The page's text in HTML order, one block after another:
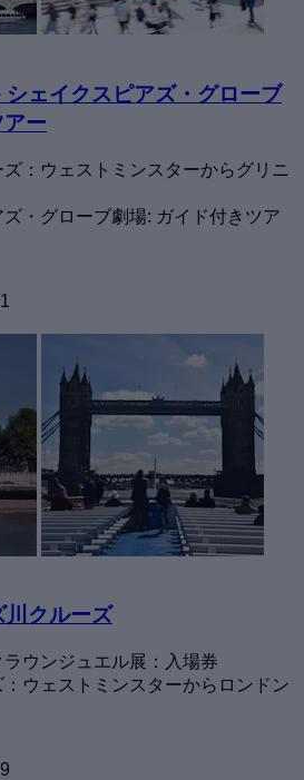
ェイクスピアズ・グローブ
ー
：ウェストミンスターからグリニ
・グローブ劇場: ガイド付きツア
川クルーズ
ラウンジュエル展：入場券
ウェストミンスターからロンドン